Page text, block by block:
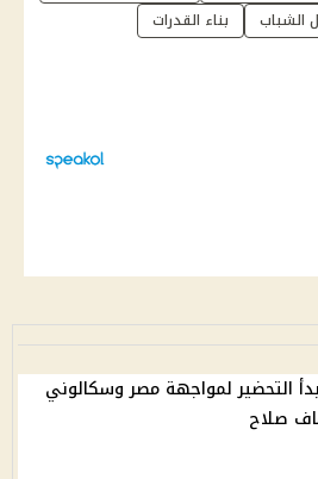
الشباب بناء القدرات
التحضير لمواجهة مصر وسكالوني
صلاح